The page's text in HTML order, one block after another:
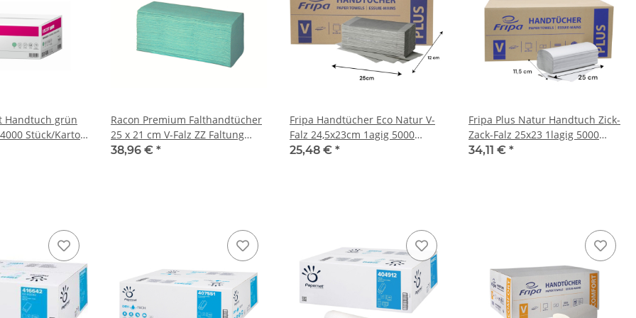
Handtuch grün
Stück/Karton
0345174N
Racon Premium Falthandtücher
25 x 21 cm V-Falz ZZ Faltung
grün 2 lagig 3195 Stück Karton
38,96 € *
Fripa Handtücher Eco Natur V-
Falz 24,5x23cm 1agig 5000
Stück/Karton
25,48 € *
Fripa Plus Natur Handtuch Zick-
Zack-Falz 25x23 1lagig 5000
Stück/Karton
34,11 € *